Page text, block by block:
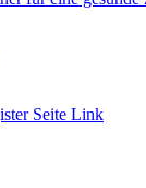
Seite Link